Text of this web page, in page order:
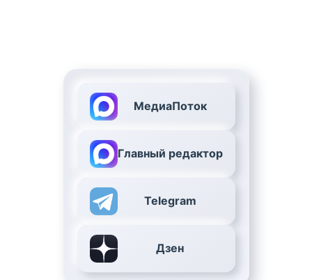
МедиаПоток
Главный редактор
Telegram
Дзен